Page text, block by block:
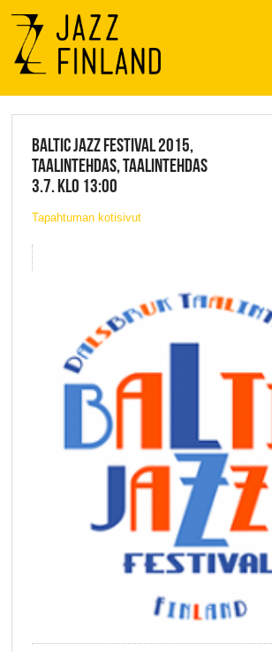
Menu
JAZZ FINLAND LIVE
BALTIC JAZZ FESTIVAL 2015,
TAALINTEHDAS, TAALINTEHDAS
3.7. KLO 13:00
Tapahtuman kotisivut